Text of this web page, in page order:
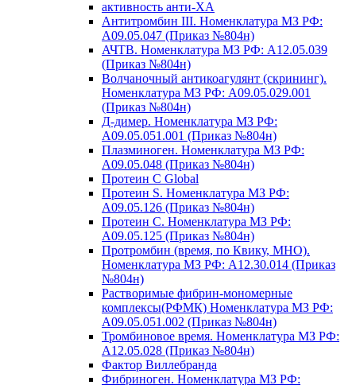
активность анти-ХА
Антитромбин III. Номенклатура МЗ РФ:
A09.05.047 (Приказ №804н)
АЧТВ. Номенклатура МЗ РФ: A12.05.039
(Приказ №804н)
Волчаночный антикоагулянт (скрининг).
Номенклатура МЗ РФ: A09.05.029.001
(Приказ №804н)
Д-димер. Номенклатура МЗ РФ:
A09.05.051.001 (Приказ №804н)
Плазминоген. Номенклатура МЗ РФ:
A09.05.048 (Приказ №804н)
Протеин C Global
Протеин S. Номенклатура МЗ РФ:
A09.05.126 (Приказ №804н)
Протеин С. Номенклатура МЗ РФ:
A09.05.125 (Приказ №804н)
Протромбин (время, по Квику, МНО).
Номенклатура МЗ РФ: A12.30.014 (Приказ
№804н)
Растворимые фибрин-мономерные
комплексы(РФМК) Номенклатура МЗ РФ:
A09.05.051.002 (Приказ №804н)
Тромбиновое время. Номенклатура МЗ РФ:
A12.05.028 (Приказ №804н)
Фактор Виллебранда
Фибриноген. Номенклатура МЗ РФ: